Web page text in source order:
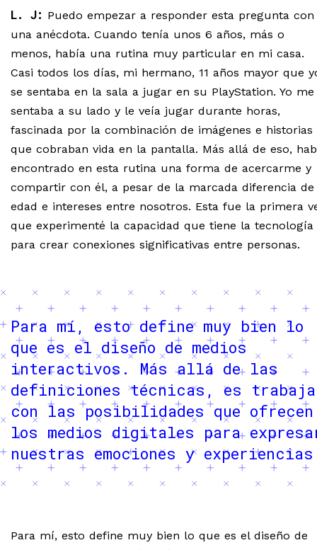
L. J: Puedo empezar a responder esta pregunta con
una anécdota. Cuando tenía unos 6 años, más o
menos, había una rutina muy particular en mi casa.
Casi todos los días, mi hermano, 11 años mayor que
se sentaba en la sala a jugar en su PlayStation. Yo me
sentaba a su lado y le veía jugar durante horas,
fascinada por la combinación de imágenes e historias
que cobraban vida en la pantalla. Más allá de eso,
encontrado en esta rutina una forma de acercarme y
compartir con él, a pesar de la marcada diferencia de
edad e intereses entre nosotros. Esta fue la primera
que experimenté la capacidad que tiene la tecnología
para crear conexiones significativas entre personas.
Para mí, esto define muy bien lo
que es el diseño de medios
interactivos. Más allá de las
definiciones técnicas, es
con las posibilidades que ofrecen
los medios digitales para
nuestras emociones y experiencias
Para mí, esto define muy bien lo que es el diseño de